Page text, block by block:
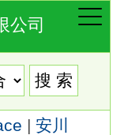
公司
| 安川